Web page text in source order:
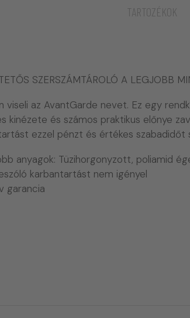
TARTOZÉKOK
SZERSZÁMTÁROLÓ A LEGJOBB
viseli az AvantGarde nevet. Ez egy
kinézete és számos praktikus előnye
ezzel pénzt és értékes szabadidőt
anyagok: Tüzihorgonyzott, poliamid
karbantartást nem igényel
garancia